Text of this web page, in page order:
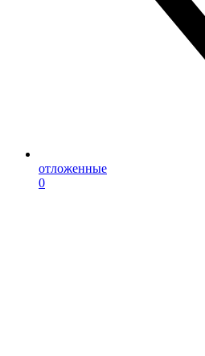
отложенные
0